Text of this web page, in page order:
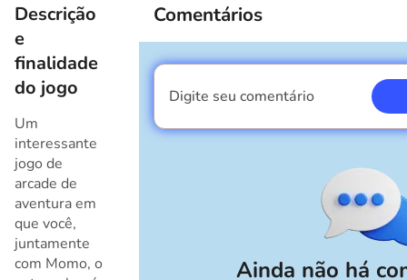
Descrição
e
finalidade
do jogo
Um
interessante
jogo de
arcade de
aventura em
que você,
juntamente
com Momo, o
Comentários
Ainda não há
Digite seu comentário
Eu sou um garoto